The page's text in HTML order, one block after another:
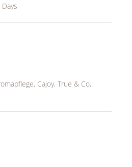
Cajoy, True & Co,